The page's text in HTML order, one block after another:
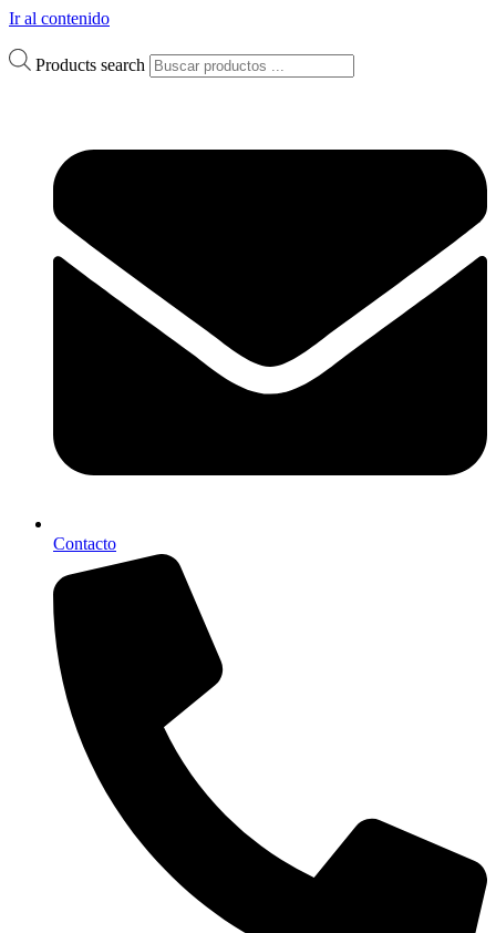
Ir al contenido
Products search
Contacto